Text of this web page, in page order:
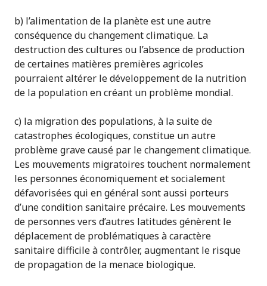
b) l’alimentation de la planète est une autre
conséquence du changement climatique. La
destruction des cultures ou l’absence de production
de certaines matières premières agricoles
pourraient altérer le développement de la nutrition
de la population en créant un problème mondial.
c) la migration des populations, à la suite de
catastrophes écologiques, constitue un autre
problème grave causé par le changement climatique.
Les mouvements migratoires touchent normalement
les personnes économiquement et socialement
défavorisées qui en général sont aussi porteurs
d’une condition sanitaire précaire. Les mouvements
de personnes vers d’autres latitudes génèrent le
déplacement de problématiques à caractère
sanitaire difficile à contrôler, augmentant le risque
de propagation de la menace biologique.